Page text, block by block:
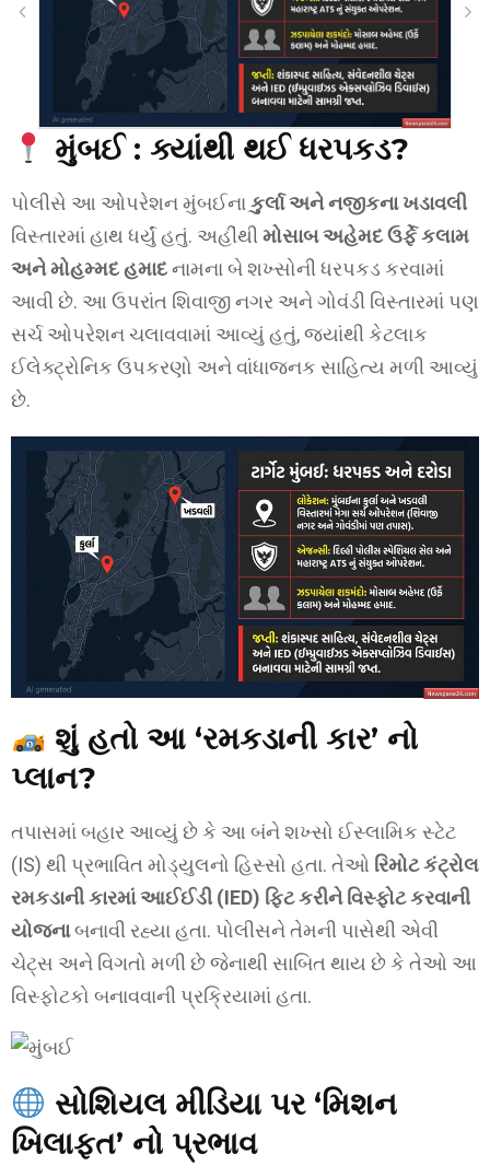
મુંબઈ : ક્યાંથી થઈ ધરપકડ?
પોલીસે આ ઓપરેશન મુંબઈનાકુર્લા અને નજીકના ખડાવલી
વિસ્તારમાં હાથ ધર્યું હતું. અહીંથીમોસાબ અહેમદ ઉર્ફે કલામ
અને મોહમ્મદ હમાદનામના બે શખ્સોની ધરપકડ કરવામાં
આવી છે. આ ઉપરાંત શિવાજી નગર અને ગોવંડી વિસ્તારમાં પણ
સર્ચ ઓપરેશન ચલાવવામાં આવ્યું હતું, જ્યાંથી કેટલાક
ઈલેક્ટ્રોનિક ઉપકરણો અને વાંધાજનક સાહિત્ય મળી આવ્યું
છે.
શું હતો આ ‘રમકડાની કાર’ નો
પ્લાન?
તપાસમાં બહાર આવ્યું છે કે આ બંને શખ્સો ઈસ્લામિક સ્ટેટ
(IS) થી પ્રભાવિત મોડ્યુલનો હિસ્સો હતા. તેઓ રિમોટ કંટ્રોલ
રમકડાની કારમાં આઈઈડી (IED) ફિટ કરીને વિસ્ફોટ કરવાની
યોજનાબનાવી રહ્યા હતા. પોલીસને તેમની પાસેથી એવી
ચેટ્સ અને વિગતો મળી છે જેનાથી સાબિત થાય છે કે તેઓ આ
વિસ્ફોટકો બનાવવાની પ્રક્રિયામાં હતા.
સોશિયલ મીડિયા પર ‘મિશન
ખિલાફત’ નો પ્રભાવ